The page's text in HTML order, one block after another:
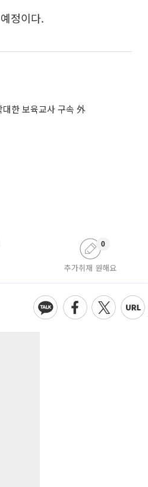
정이다.
한 보육교사 구속 外
추가취재 원해요
0